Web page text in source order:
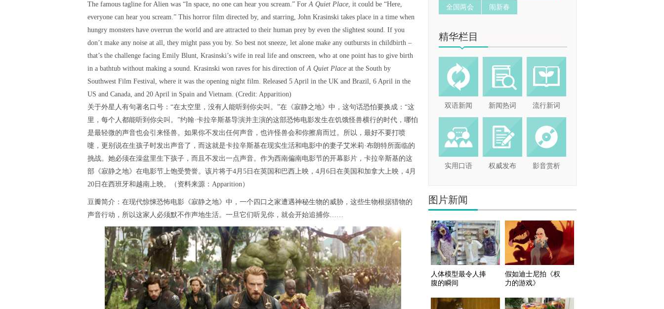
The famous tagline for Alien was “In space, no one can hear you scream.” ForA Quiet Place, it could be “Here,
everyone can hear you scream.” This horror film directed by, and starring, John Krasinski takes place in a time when
hungry monsters have overrun the world and are attracted to their human prey by even the slightest sound. If you
don’t make any noise at all, they might pass you by. So best not sneeze, let alone make any outbursts in childbirth –
that’s the challenge facing Emily Blunt, Krasinski’s wife in real life and onscreen, who at one point has to give birth
in a bathtub without making a sound. Krasinski won raves for his direction ofA Quiet Place at the South by
Southwest Film Festival, where it was the opening night film. Released 5 April in the UK and Brazil, 6 April in the
US and Canada, and 20 April in Spain and Vietnam. (Credit: Apparition)
关于外星人有句著名口号：“在太空里，没有人能听到你尖叫。”在《寂静之地》中，这句话恐怕要换成：“这
里，每个人都能听到你尖叫。”约翰·卡拉辛斯基导演并主演的这部恐怖电影发生在饥饿怪兽横行的时代，哪怕
是最轻微的声音也会引来怪兽。如果你不发出任何声音，也许怪兽会和你擦肩而过。所以，最好不要打喷
嚏，更别说在生孩子时发出声音了，而这就是卡拉辛斯基在现实生活和电影中的妻子艾米莉·布朗特所面临的
挑战。她必须在澡盆里生下孩子，而且不发出一点声音。作为西南偏南电影节的开幕影片，卡拉辛斯基的这
部《寂静之地》在电影节上饱受赞誉。该片将于4月5日在英国和巴西上映，4月6日在美国和加拿大上映，4月
20日在西班牙和越南上映。（资料来源：Apparition）
豆瓣简介：在现代惊悚恐怖电影《寂静之地》中，一个四口之家遭遇神秘生物的威胁，这些生物根据猎物的
声音行动，所以这家人必须默不作声地生活。一旦它们听见你，就会开始追捕你……
全国两会
闹新春
精华栏目
双语新闻 新闻热词 流行新词
实用口语 权威发布 影音赏析
图片新闻
人体模型最令人捧
腹的瞬间
假如迪士尼拍《权
力的游戏》